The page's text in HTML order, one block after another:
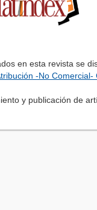
en esta revista se
-No
y publicación de